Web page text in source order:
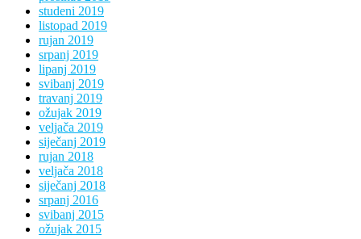
studeni 2019
listopad 2019
rujan 2019
srpanj 2019
lipanj 2019
svibanj 2019
travanj 2019
ožujak 2019
veljača 2019
siječanj 2019
rujan 2018
veljača 2018
siječanj 2018
srpanj 2016
svibanj 2015
ožujak 2015